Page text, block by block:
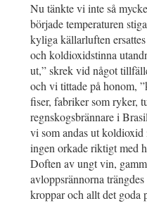
Nu tänkte vi inte så
började temperaturen
kyliga källarluften
och koldioxidstinna
ut,” skrek vid något
och vi tittade på honom,
fiser, fabriker som ryker,
regnskogsbrännare i
vi som andas ut koldioxid
ingen orkade riktigt med
Doften av ungt vin,
avloppsrännorna
kroppar och allt det goda